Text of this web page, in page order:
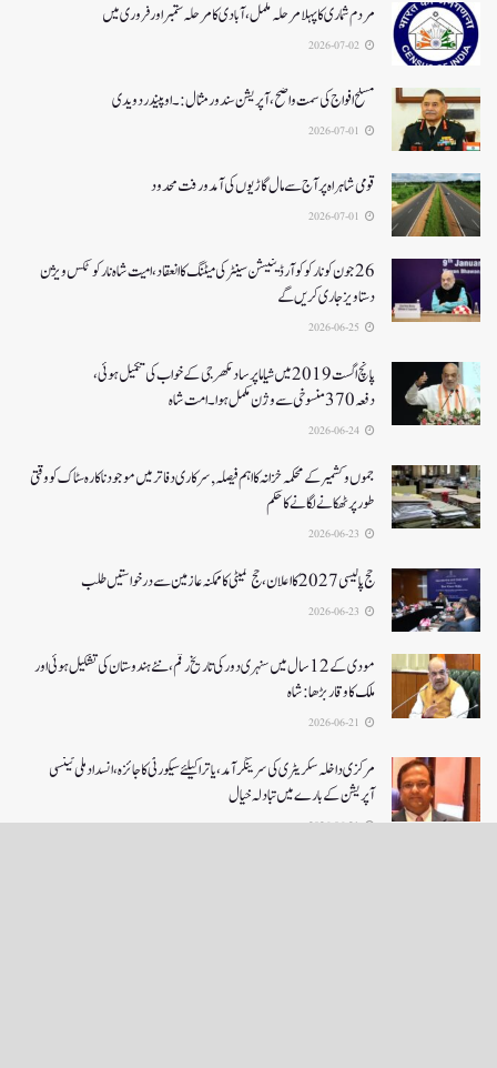
مردم شماری کا پہلا مرحلہ مکمل،آبادی کا مرحلہ ستمبر اور فروری میں
مسلح افواج کی سمت واضح، آپریشن سندورمثال:۔ اوپیندر دویدی
قومی شاہراہ پر آج سے مال گاڑیوں کی آمدورفت محدود
26جون کونارکو کوآرڈینیشن سینٹر کی میٹنگ کا انعقاد، امیت شاہ نارکوٹکس ویژن
دستاویز جاری کریں گے
پانچ اگست 2019میں شیاما پر ساد مکھرجی کے خواب کی تکمیل ہوئی،
دفعہ 370منسوخی سے وژن مکمل ہوا۔ امت شاہ
جموں و کشمیر کے محکمہ خزانہ کا اہم فیصلہ , سرکاری دفاتر میں موجود ناکارہ سٹاک کو وقتی
طور پر ٹھکانے لگانے کا حکم
حج پالیسی 2027کا اعلان ،حج کمیٹی کا ممکنہ عازمین سے درخواستیں طلب
مودی کے 12 سال میں سنہری دور کی تاریخ رقم ، نئے ہندوستان کی تشکیل ہوئی اور
ملک کا وقار بڑھا: شاہ
مرکزی داخلہ سکریٹری کی سرینگر آمد ،یاترا کیلئے سیکورٹی کا جائزہ ،انسداد ملی ٹینسی
آپریشن کے بارے میں تبادلہ خیال
2026-06-21